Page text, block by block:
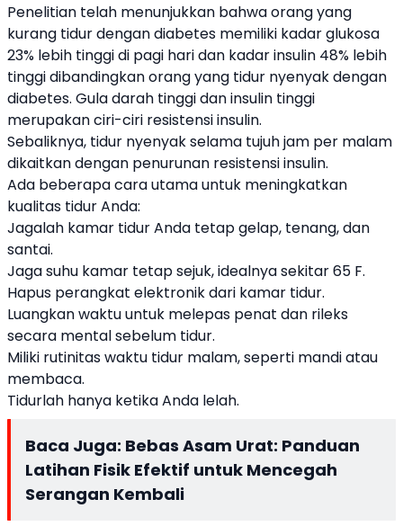
Penelitian telah menunjukkan bahwa orang yang
kurang tidur dengan diabetes memiliki kadar glukosa
23% lebih tinggi di pagi hari dan kadar insulin 48% lebih
tinggi dibandingkan orang yang tidur nyenyak dengan
diabetes. Gula darah tinggi dan insulin tinggi
merupakan ciri-ciri resistensi insulin.
Sebaliknya, tidur nyenyak selama tujuh jam per malam
dikaitkan dengan penurunan resistensi insulin.
Ada beberapa cara utama untuk meningkatkan
kualitas tidur Anda:
Jagalah kamar tidur Anda tetap gelap, tenang, dan
santai.
Jaga suhu kamar tetap sejuk, idealnya sekitar 65 F.
Hapus perangkat elektronik dari kamar tidur.
Luangkan waktu untuk melepas penat dan rileks
secara mental sebelum tidur.
Miliki rutinitas waktu tidur malam, seperti mandi atau
membaca.
Tidurlah hanya ketika Anda lelah.
Baca Juga: Bebas Asam Urat: Panduan
Latihan Fisik Efektif untuk Mencegah
Serangan Kembali